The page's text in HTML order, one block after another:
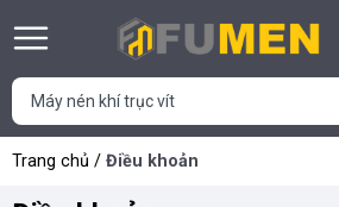
Trang chủ / Điều khoản